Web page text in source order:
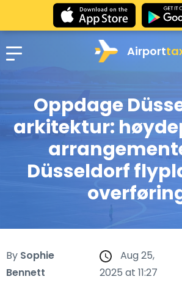
Airport
Oppdage
arkitektur:
Düsseldorf
By Sophie
Bennett
Aug 25,
2025 at 11:27